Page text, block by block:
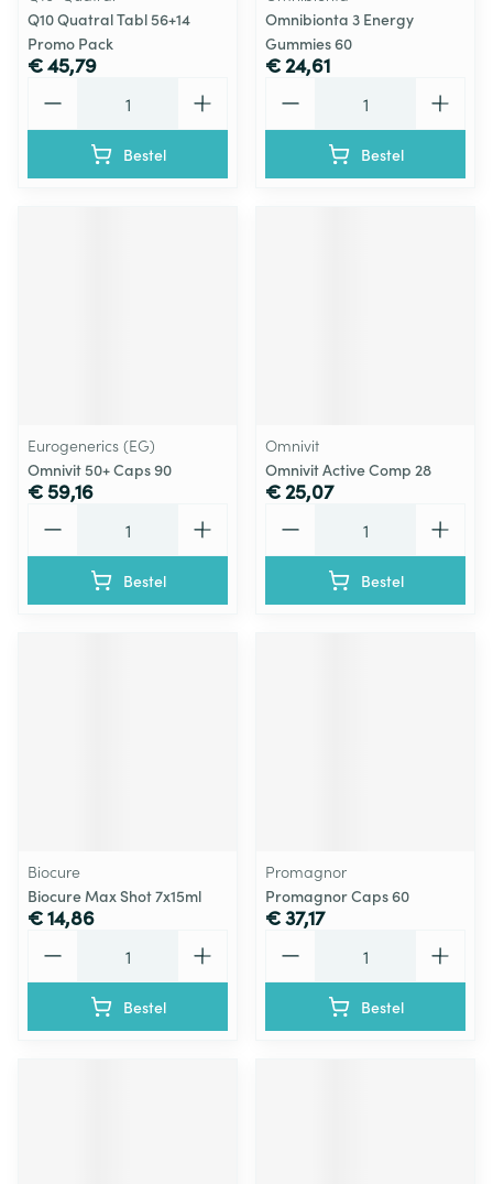
Q10 Quatral Tabl 56+14
Promo Pack
€ 45,79
Bestel
Omnibionta 3 Energy
Gummies 60
€ 24,61
Bestel
Eurogenerics (EG)
Omnivit 50+ Caps 90
€ 59,16
Bestel
Omnivit
Omnivit Active Comp 28
€ 25,07
Bestel
Biocure
Biocure Max Shot 7x15ml
€ 14,86
Bestel
Promagnor
Promagnor Caps 60
€ 37,17
Bestel